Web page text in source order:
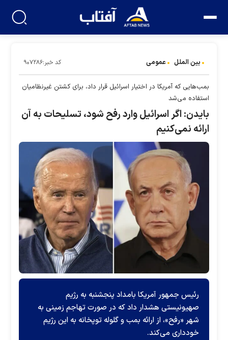
بین الملل عمومی کد خبر:۹۰۷۲۸۶
بمب‌هایی که آمریکا در اختیار اسرائیل قرار داد، برای کشتن غیرنظامیان
استفاده می‌شد
بایدن: اگر اسرائیل وارد رفح شود، تسلیحات به آن
ارائه نمی‌کنیم
رئیس جمهور آمریکا بامداد پنجشنبه به رژیم
صهیونیستی هشدار داد که در صورت تهاجم زمینی به
شهر «رفح»، از ارائه بمب و گلوله توپخانه به این رژیم
خودداری می‌کند.